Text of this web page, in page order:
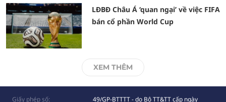
LĐBĐ Châu Á ‘quan ngại’ về việc FIFA
bán cổ phần World Cup
XEM THÊM
Giấy phép số: 49/GP-BTTTT - do Bộ TT&TT cấp ngày